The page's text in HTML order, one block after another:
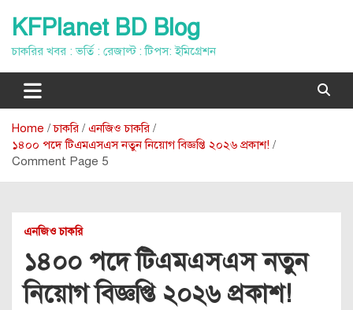
content
KFPlanet BD Blog
চাকরির খবর : ভর্তি : রেজাল্ট : টিপস: ইমিগ্রেশন
Home চাকরি
এনজিও চাকরি
১৪০০ পদে টিএমএসএস নতুন নিয়োগ বিজ্ঞপ্তি ২০২৬ প্রকাশ!
Comment Page 5
এনজিও চাকরি
১৪০০ পদে টিএমএসএস নতুন
নিয়োগ বিজ্ঞপ্তি ২০২৬ প্রকাশ!